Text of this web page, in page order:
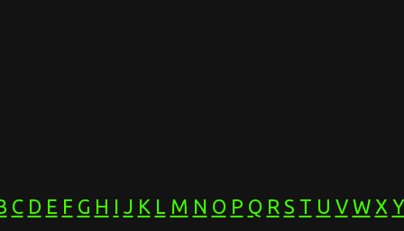
C D E F G H I J K L M N O P Q R S T U V W X Y